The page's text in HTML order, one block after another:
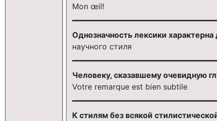
Mon œil!
Однозначность лексики характерна
научного стиля
Человеку, сказавшему очевидную
Votre remarque est bien subtile
К стилям без всякой